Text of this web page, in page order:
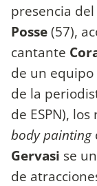
presencia
Posse(57),
cantante
de un equipo
de la
de ESPN),
body painting
Gervasi se
de